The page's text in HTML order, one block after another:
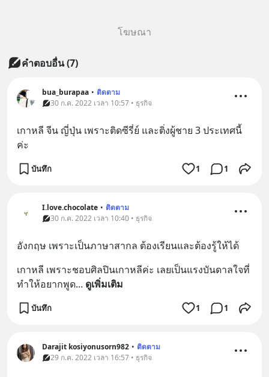
โฆษณา
คำตอบอื่น(7)
bua_burapaa • ติดตาม
30 ก.ค. 2022 เวลา 10:57 • ธุรกิจ
เกาหลี จีน ญี่ปุ่น เพราะติดซีรี่ย์ และติ่งผู้ชาย 3 ประเทศนี้
ค่ะ
บันทึก 1 1
I.love.chocolate • ติดตาม
30 ก.ค. 2022 เวลา 10:40 • ธุรกิจ
อังกฤษ เพราะเป็นภาษาสากล ต้องเรียนและต้องรู้ให้ได้
เกาหลี เพราะชอบศิลปินเกาหลีค่ะ เลยเป็นแรงบันดาลใจที่
ทำให้อยากพูด... ดูเพิ่มเติม
บันทึก 1 1
Darajit kosiyonusorn982 • ติดตาม
29 ก.ค. 2022 เวลา 16:57 • ธุรกิจ